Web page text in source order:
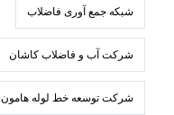
شبکه جمع آوری فاضلاب
شرکت آب و فاضلاب کاشان
شرکت توسعه خط لوله هامون